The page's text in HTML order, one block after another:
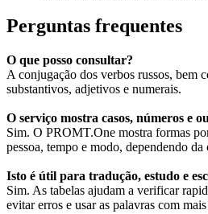
Perguntas frequentes
O que posso consultar?
A conjugação dos verbos russos, bem
substantivos, adjetivos e numerais.
O serviço mostra casos, números e
Sim. O PROMT.One mostra formas
pessoa, tempo e modo, dependendo da
Isto é útil para tradução, estudo e
Sim. As tabelas ajudam a verificar
evitar erros e usar as palavras com